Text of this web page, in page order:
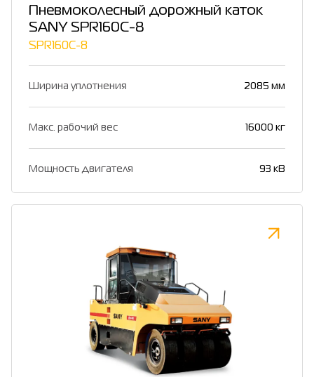
Пневмоколесный дорожный каток
SANY SPR160C-8
SPR160C-8
Ширина уплотнения 2085 мм
Макс. рабочий вес 16000 кг
Мощность двигателя 93 кВ